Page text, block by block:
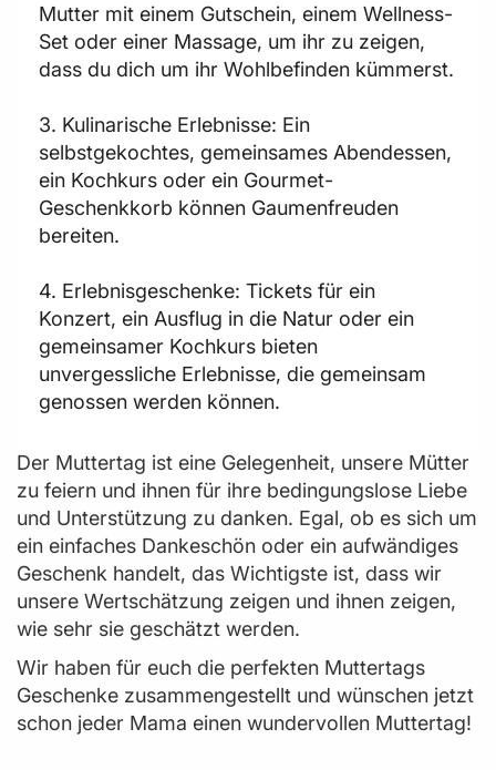
Mutter mit einem Gutschein, einem Wellness-
Set oder einer Massage, um ihr zu zeigen,
dass du dich um ihr Wohlbefinden kümmerst.
3. Kulinarische Erlebnisse: Ein
selbstgekochtes, gemeinsames Abendessen,
ein Kochkurs oder ein Gourmet-
Geschenkkorb können Gaumenfreuden
bereiten.
4. Erlebnisgeschenke: Tickets für ein
Konzert, ein Ausflug in die Natur oder ein
gemeinsamer Kochkurs bieten
unvergessliche Erlebnisse, die gemeinsam
genossen werden können.
Der Muttertag ist eine Gelegenheit, unsere Mütter
zu feiern und ihnen für ihre bedingungslose Liebe
und Unterstützung zu danken. Egal, ob es sich um
ein einfaches Dankeschön oder ein aufwändiges
Geschenk handelt, das Wichtigste ist, dass wir
unsere Wertschätzung zeigen und ihnen zeigen,
wie sehr sie geschätzt werden.
Wir haben für euch die perfekten Muttertags
Geschenke zusammengestellt und wünschen jetzt
schon jeder Mama einen wundervollen Muttertag!